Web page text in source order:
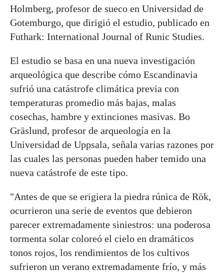
Holmberg, profesor de sueco en Universidad de
Gotemburgo, que dirigió el estudio, publicado en
Futhark: International Journal of Runic Studies.
El estudio se basa en una nueva investigación
arqueológica que describe cómo Escandinavia
sufrió una catástrofe climática previa con
temperaturas promedio más bajas, malas
cosechas, hambre y extinciones masivas. Bo
Gräslund, profesor de arqueología en la
Universidad de Uppsala, señala varias razones por
las cuales las personas pueden haber temido una
nueva catástrofe de este tipo.
"Antes de que se erigiera la piedra rúnica de Rök,
ocurrieron una serie de eventos que debieron
parecer extremadamente siniestros: una poderosa
tormenta solar coloreó el cielo en dramáticos
tonos rojos, los rendimientos de los cultivos
sufrieron un verano extremadamente frío, y más